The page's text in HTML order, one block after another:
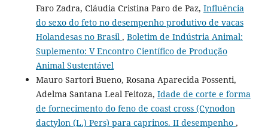
Faro Zadra, Cláudia Cristina Paro de Paz, Influência
do sexo do feto no desempenho produtivo de vacas
Holandesas no Brasil , Boletim de Indústria Animal:
Suplemento: V Encontro Científico de Produção
Animal Sustentável
Mauro Sartori Bueno, Rosana Aparecida Possenti,
Adelma Santana Leal Feitoza, Idade de corte e forma
de fornecimento do feno de coast cross (Cynodon
dactylon (L.) Pers) para caprinos. II desempenho ,